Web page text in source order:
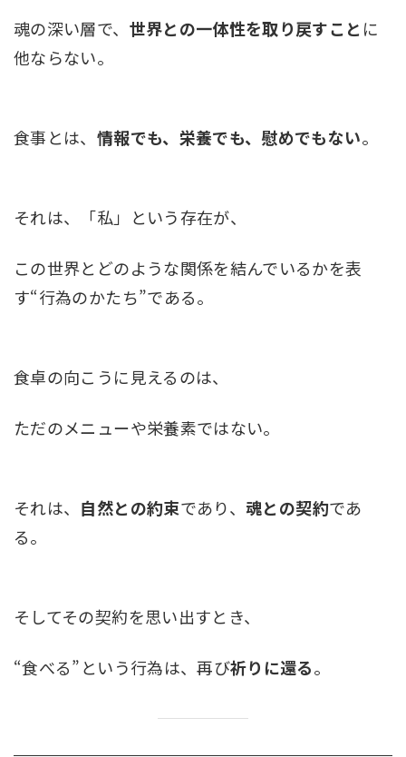
魂の深い層で、 世界との一体性を取り戻すこと に
他ならない。
食事とは、 情報でも、栄養でも、慰めでもない。
それは、「私」という存在が、
この世界とどのような関係を結んでいるかを表
す“行為のかたち”である。
食卓の向こうに見えるのは、
ただのメニューや栄養素ではない。
それは、 自然との約束であり、 魂との契約であ
る。
そしてその契約を思い出すとき、
“食べる”という行為は、再び祈りに還る。